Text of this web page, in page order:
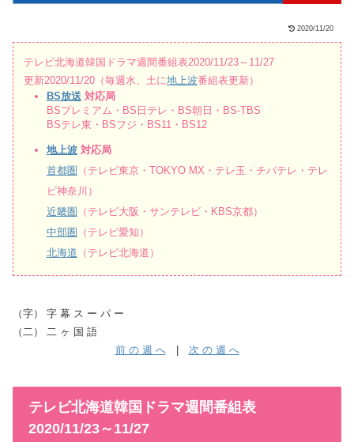
2020/11/20
テレビ北海道韓国ドラマ週間番組表2020/11/23～11/27
更新2020/11/20（毎週水、土に地上波番組表更新）
BS放送 対応局
BSプレミアム・BS日テレ・BS朝日・BS-TBS
BSテレ東・BSフジ・BS11・BS12
地上波対応局
首都圏 （テレビ東京・TOKYO MX・テレ玉・チバテレ・テレ
ビ神奈川）
近畿圏 （テレビ大阪・サンテレビ・KBS京都）
中部圏 （テレビ愛知）
北海道 （テレビ北海道）
（字） 字 幕 ス ー パ ー
（二） 二 ヶ 国 語
前 の 週 へ| 次 の 週 へ
テレビ北海道韓国ドラマ週間番組表
2020/11/23～11/27